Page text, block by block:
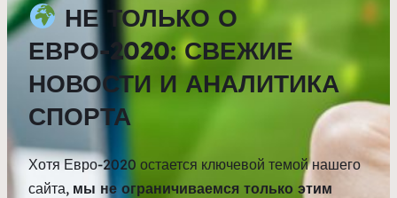
НЕ ТОЛЬКО О
ЕВРО-2020: СВЕЖИЕ
НОВОСТИ И АНАЛИТИКА
СПОРТА
Хотя Евро-2020 остается ключевой темой нашего
сайта, мы не ограничиваемся только этим